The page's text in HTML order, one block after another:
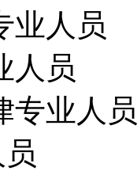
业人员
人员
专业人员